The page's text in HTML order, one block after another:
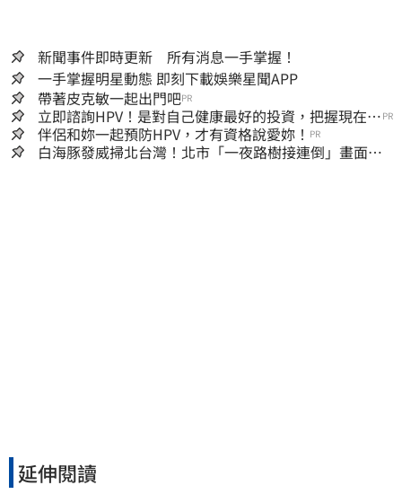
新聞事件即時更新 所有消息一手掌握！
一手掌握明星動態 即刻下載娛樂星聞APP
帶著皮克敏一起出門吧PR
立即諮詢HPV！是對自己健康最好的投資，把握現在不
嫌晚！
PR
伴侶和妳一起預防HPV，才有資格說愛妳！ PR
白海豚發威掃北台灣！北市「一夜路樹接連倒」畫面
延伸閱讀